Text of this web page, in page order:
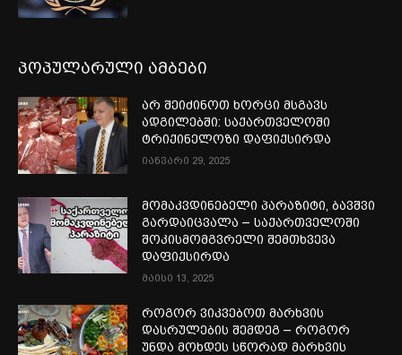
პოპულარული ამბები
არ შეიძინოთ ხორცი მსგავს
ადგილებში: საქართველოში
ტრიქინელოზი დაფიქსირდა
იანვარი 29, 2025
მომაკვდინებელი პარაზიტი, ბავშვი
გარდაიცვალა – საქართველოში
შოკისმომგვრელი შემთხვევა
დაფიქსირდა
მაისი 13, 2025
როგორ ვიკვებოთ მარხვის
დასრულების შემდეგ – როგორ
უნდა მოხდეს სწორად მარხვის